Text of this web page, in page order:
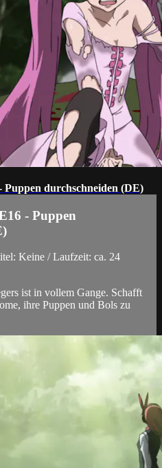
Puppen durchschneiden (DE)
- Puppen
Keine / Laufzeit: ca. 24
ist in vollem Gange. Schafft
ihre Puppen und Bols zu